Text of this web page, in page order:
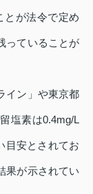
とが法令で定め
っていることが
イン」や東京都
塩素は0.4mg/L
目安とされてお
果が示されてい